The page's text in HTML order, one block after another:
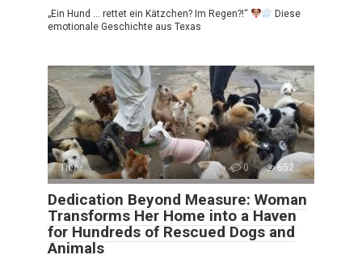
„Ein Hund … rettet ein Kätzchen? Im Regen?!“
Diese
emotionale Geschichte aus Texas
Tiere 0 652
Dedication Beyond Measure: Woman
Transforms Her Home into a Haven
for Hundreds of Rescued Dogs and
Animals